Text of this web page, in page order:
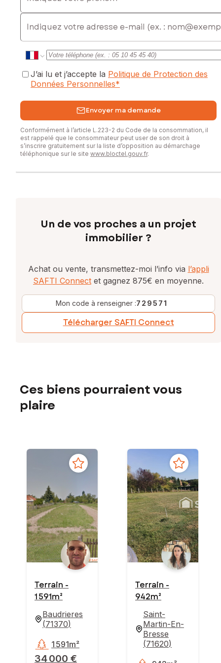
E-mail
J’ai lu et j’accepte la Politique de Protection des
Données Personnelles*
Envoyer ma demande
Conformément à l’article L.223-2 du Code de la consommation, il
est rappelé que le consommateur peut user de son droit à
s’inscrire gratuitement sur la liste d’opposition au démarchage
téléphonique sur le site www.bloctel.gouv.fr.
Un de vos proches a un projet
immobilier ?
Achat ou vente, transmettez-moi l’info via l’appli
SAFTI Connect et gagnez 875€ en moyenne.
Mon code à renseigner :729571
Télécharger SAFTI Connect
Ces biens pourraient vous
plaire
Terrain -
1 591m²
Baudrieres
(71370)
34 000 €
1 591m²
Terrain -
942m²
Saint-
Martin-En-
Bresse
(71620)